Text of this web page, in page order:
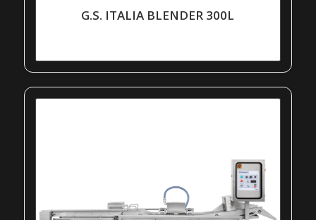
G.S. ITALIA BLENDER 300L